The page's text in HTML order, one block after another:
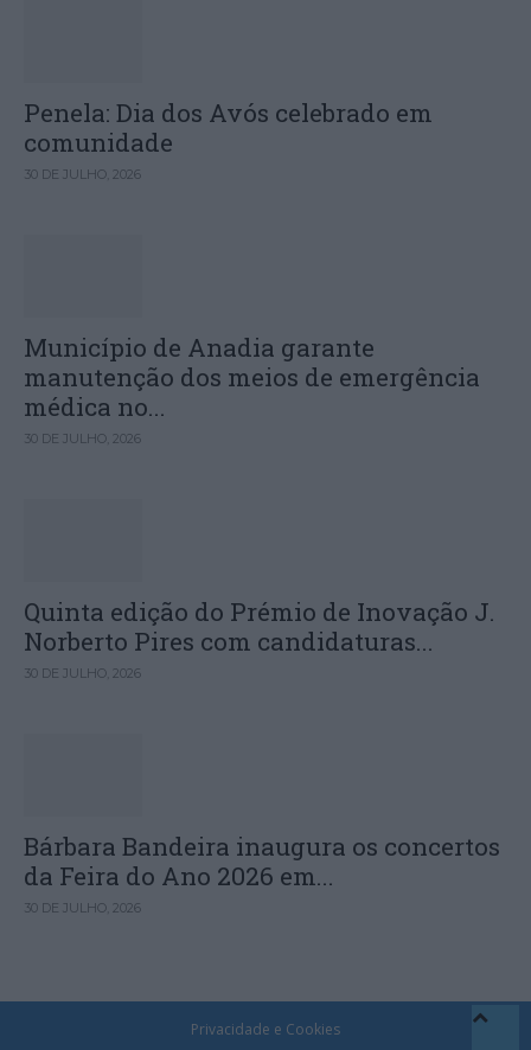
Penela: Dia dos Avós celebrado em
comunidade
30 DE JULHO, 2026
Município de Anadia garante
manutenção dos meios de emergência
médica no...
30 DE JULHO, 2026
Quinta edição do Prémio de Inovação J.
Norberto Pires com candidaturas...
30 DE JULHO, 2026
Bárbara Bandeira inaugura os concertos
da Feira do Ano 2026 em...
30 DE JULHO, 2026
Privacidade e Cookies